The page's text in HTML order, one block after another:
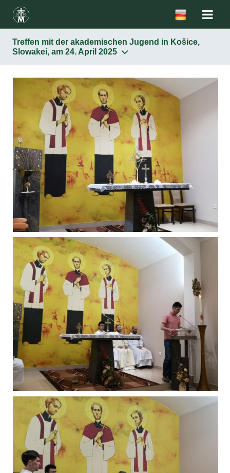
Treffen mit der akademischen Jugend in Košice,
Slowakei, am 24. April 2025